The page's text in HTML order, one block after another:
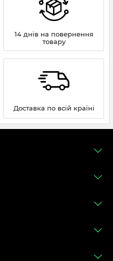
14 днів на повернення
товару
Доставка по всій країні